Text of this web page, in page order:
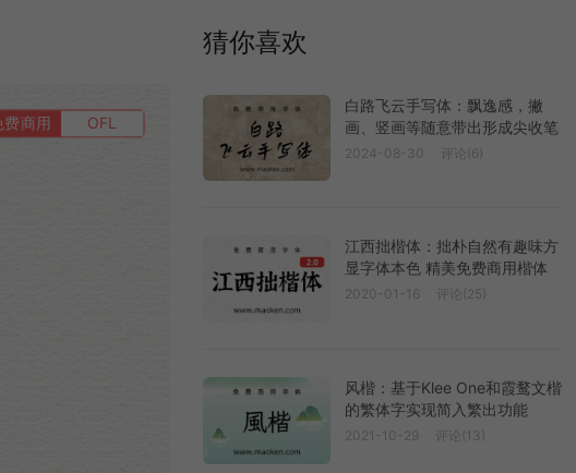
费商用 OFL
猜你喜欢
白路飞云手写体：飘逸感，撇
画、竖画等随意带出形成尖收笔
2024-08-30 评论(6)
江西拙楷体：拙朴自然有趣味方
显字体本色 精美免费商用楷体
2020-01-16 评论(25)
风楷：基于Klee One和霞鹜文楷
的繁体字实现简入繁出功能
2021-10-29 评论(13)